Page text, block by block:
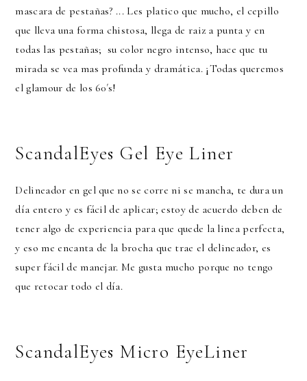
mascara de pestañas? ... Les platico que mucho, el cepillo
que lleva una forma chistosa, llega de raiz a punta y en
todas las pestañas; su color negro intenso, hace que tu
mirada se vea mas profunda y dramática. ¡Todas queremos
el glamour de los 60´s!
ScandalEyes Gel Eye Liner
Delineador en gel que no se corre ni se mancha, te dura un
día entero y es fácil de aplicar; estoy de acuerdo deben de
tener algo de experiencia para que quede la linea perfecta,
y eso me encanta de la brocha que trae el delineador, es
super fácil de manejar. Me gusta mucho porque no tengo
que retocar todo el día.
ScandalEyes Micro EyeLiner